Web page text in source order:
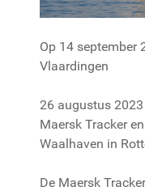
Op 14 september
Vlaardingen
26 augustus
Maersk Tracker
Waalhaven in
De Maersk